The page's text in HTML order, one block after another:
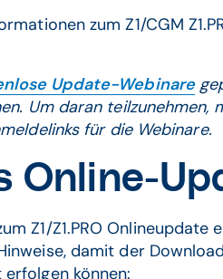
zum Z1/CGM
Update-Webinare
Um daran teilzunehmen,
für die Webinare.
Online-
Z1/Z1.PRO Onlineupdate
damit der
können: